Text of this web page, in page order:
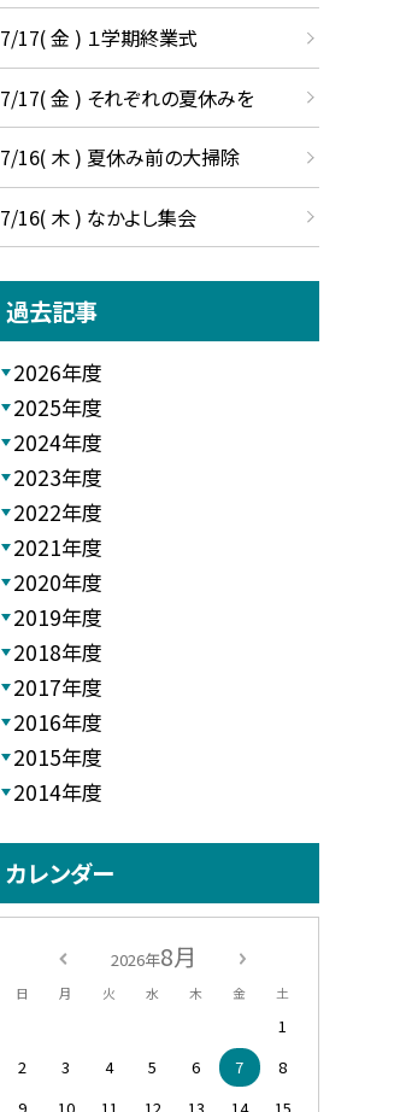
7/17( 金 ) １学期終業式
7/17( 金 ) それぞれの夏休みを
7/16( 木 ) 夏休み前の大掃除
7/16( 木 ) なかよし集会
過去記事
2026年度
2025年度
2024年度
2023年度
2022年度
2021年度
2020年度
2019年度
2018年度
2017年度
2016年度
2015年度
2014年度
カレンダー
2026年8月
日 月 火 水 木 金 土
1
2
3 4 5 6 7
8